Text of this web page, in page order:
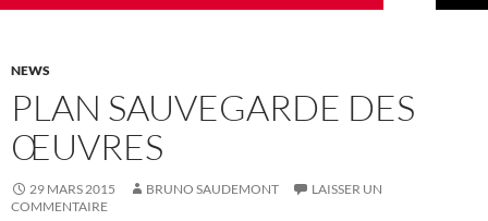
NEWS
PLAN SAUVEGARDE DES
ŒUVRES
29 MARS 2015 BRUNO SAUDEMONT
LAISSER UN
COMMENTAIRE